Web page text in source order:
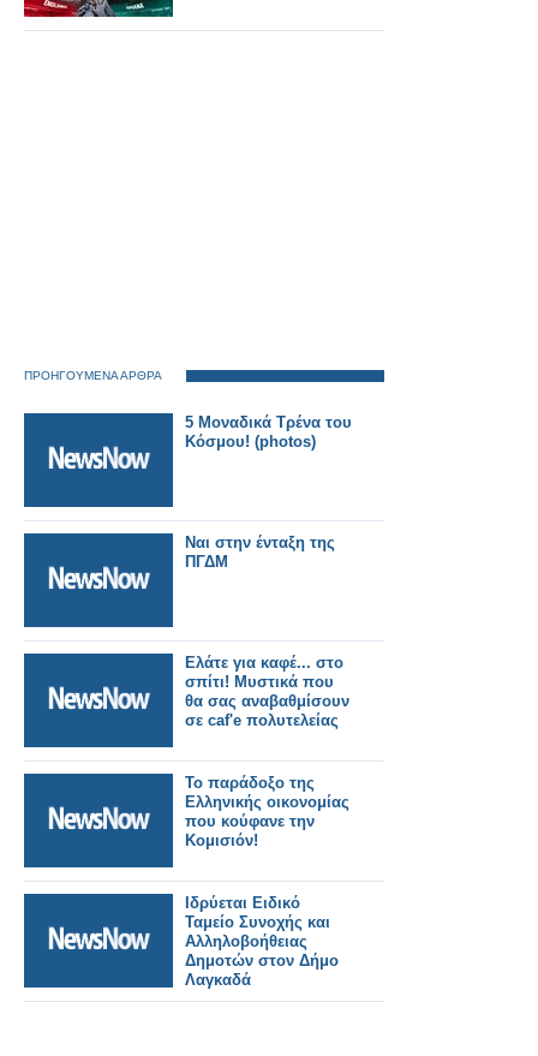
ΠΡΟΗΓΟΥΜΕΝΑ ΑΡΘΡΑ
5 Μοναδικά Τρένα του
Κόσμου! (photos)
Ναι στην ένταξη της
ΠΓΔΜ
Ελάτε για καφέ... στο
σπίτι! Μυστικά που
θα σας αναβαθμίσουν
σε caf'e πολυτελείας
Το παράδοξο της
Ελληνικής οικονομίας
που κούφανε την
Κομισιόν!
Ιδρύεται Ειδικό
Ταμείο Συνοχής και
Αλληλοβοήθειας
Δημοτών στον Δήμο
Λαγκαδά